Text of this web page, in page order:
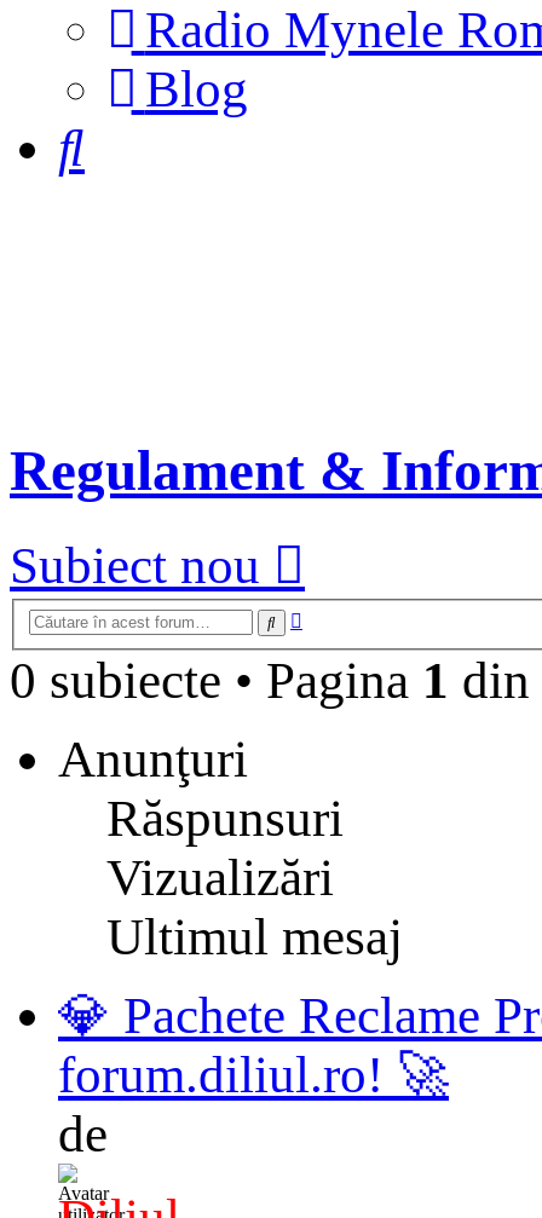
Radio Mynele
Blognew
Regulament &
Subiect nou
Căutare
0 subiecte • Pagina 1 din
Anunţuri
Răspunsuri
Vizualizări
Ultimul mesaj
💎 Pachete Reclame
forum.diliul.ro! 🚀
de